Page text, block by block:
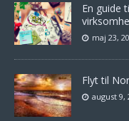
En guide
maj 23,
Flyt til
august 9,